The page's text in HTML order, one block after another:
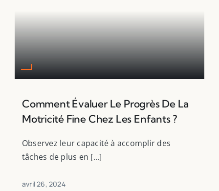
Comment Évaluer Le Progrès De La
Motricité Fine Chez Les Enfants ?
Observez leur capacité à accomplir des
tâches de plus en [...]
avril 26, 2024